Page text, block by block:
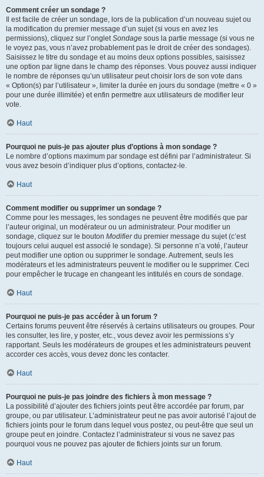
Comment créer un sondage ?
Il est facile de créer un sondage, lors de la publication d’un nouveau sujet ou
la modification du premier message d’un sujet (si vous en avez les
permissions), cliquez sur l’ongletSondage sous la partie message (si vous ne
le voyez pas, vous n’avez probablement pas le droit de créer des sondages).
Saisissez le titre du sondage et au moins deux options possibles, saisissez
une option par ligne dans le champ des réponses. Vous pouvez aussi indiquer
le nombre de réponses qu’un utilisateur peut choisir lors de son vote dans
« Option(s) par l’utilisateur », limiter la durée en jours du sondage (mettre « 0 »
pour une durée illimitée) et enfin permettre aux utilisateurs de modifier leur
vote.
Haut
Pourquoi ne puis-je pas ajouter plus d’options à mon sondage ?
Le nombre d’options maximum par sondage est défini par l’administrateur. Si
vous avez besoin d’indiquer plus d’options, contactez-le.
Haut
Comment modifier ou supprimer un sondage ?
Comme pour les messages, les sondages ne peuvent être modifiés que par
l’auteur original, un modérateur ou un administrateur. Pour modifier un
sondage, cliquez sur le bouton Modifierdu premier message du sujet (c’est
toujours celui auquel est associé le sondage). Si personne n’a voté, l’auteur
peut modifier une option ou supprimer le sondage. Autrement, seuls les
modérateurs et les administrateurs peuvent le modifier ou le supprimer. Ceci
pour empêcher le trucage en changeant les intitulés en cours de sondage.
Haut
Pourquoi ne puis-je pas accéder à un forum ?
Certains forums peuvent être réservés à certains utilisateurs ou groupes. Pour
les consulter, les lire, y poster, etc., vous devez avoir les permissions s’y
rapportant. Seuls les modérateurs de groupes et les administrateurs peuvent
accorder ces accès, vous devez donc les contacter.
Haut
Pourquoi ne puis-je pas joindre des fichiers à mon message ?
La possibilité d’ajouter des fichiers joints peut être accordée par forum, par
groupe, ou par utilisateur. L’administrateur peut ne pas avoir autorisé l’ajout de
fichiers joints pour le forum dans lequel vous postez, ou peut-être que seul un
groupe peut en joindre. Contactez l’administrateur si vous ne savez pas
pourquoi vous ne pouvez pas ajouter de fichiers joints sur un forum.
Haut